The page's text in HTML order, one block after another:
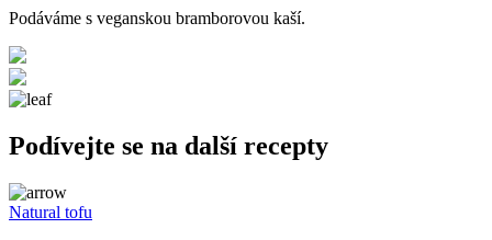
Podáváme s veganskou bramborovou kaší.
Podívejte se na další recepty
Natural tofu